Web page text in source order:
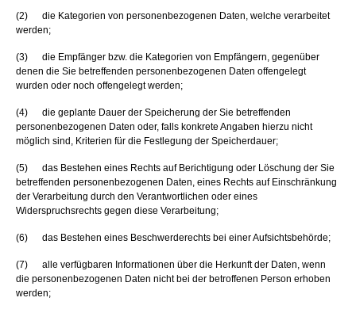
(2) die Kategorien von personenbezogenen Daten, welche verarbeitet
werden;
(3) die Empfänger bzw. die Kategorien von Empfängern, gegenüber
denen die Sie betreffenden personenbezogenen Daten offengelegt
wurden oder noch offengelegt werden;
(4) die geplante Dauer der Speicherung der Sie betreffenden
personenbezogenen Daten oder, falls konkrete Angaben hierzu nicht
möglich sind, Kriterien für die Festlegung der Speicherdauer;
(5) das Bestehen eines Rechts auf Berichtigung oder Löschung der Sie
betreffenden personenbezogenen Daten, eines Rechts auf Einschränkung
der Verarbeitung durch den Verantwortlichen oder eines
Widerspruchsrechts gegen diese Verarbeitung;
(6) das Bestehen eines Beschwerderechts bei einer Aufsichtsbehörde;
(7) alle verfügbaren Informationen über die Herkunft der Daten, wenn
die personenbezogenen Daten nicht bei der betroffenen Person erhoben
werden;